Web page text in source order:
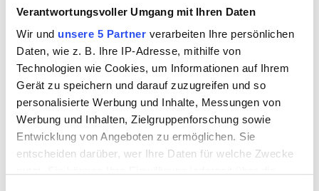
Verantwortungsvoller Umgang mit Ihren Daten
Wir und unsere 5 Partner verarbeiten Ihre persönlichen
Daten, wie z. B. Ihre IP-Adresse, mithilfe von
Technologien wie Cookies, um Informationen auf Ihrem
Gerät zu speichern und darauf zuzugreifen und so
personalisierte Werbung und Inhalte, Messungen von
Werbung und Inhalten, Zielgruppenforschung sowie
Entwicklung von Angeboten zu ermöglichen. Sie
entscheiden darüber, wer Ihre Daten für welche Zwecke
Ich möchte weniger Einladungen per E-Mail erhalten,
was kann ich tun?
Ich habe bis zum Schluss vollständig teilgenommen,
aber keine Gutschrift erhalten. Weshalb?
Warum bekomme ich keine Punkte für manche
Umfragen?
Ausschluss aus Qualitätsgründen – warum keine
Gutschrift?